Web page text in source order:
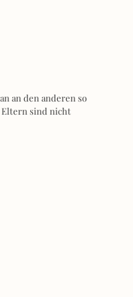
an den anderen so
Eltern sind nicht